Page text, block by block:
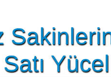
Satı